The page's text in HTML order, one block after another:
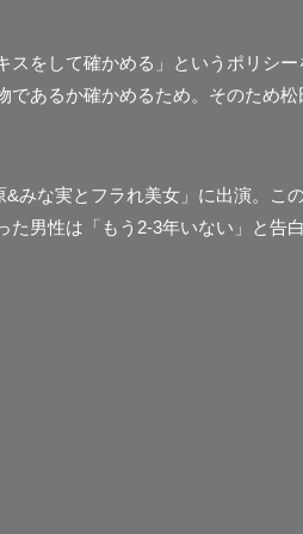
スをして確かめる」
というポリシ
あるか確かめるため。そのため
みな実とフラれ美女」に出演。こ
男性は「もう2-3年いない」と告